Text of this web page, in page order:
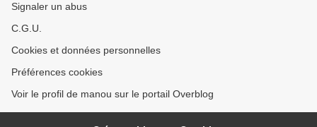
Signaler un abus
C.G.U.
Cookies et données personnelles
Préférences cookies
Voir le profil de manou sur le portail Overblog